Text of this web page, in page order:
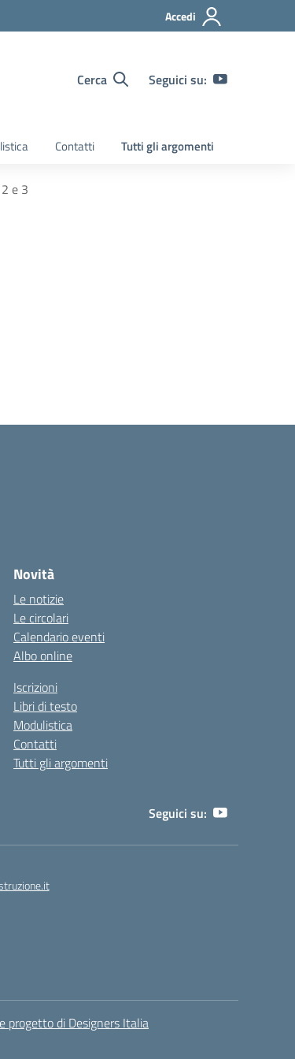
Accedi
Cerca Seguici su:
Contatti Tutti gli argomenti
e 3
Novità
Le notizie
Le circolari
Calendario eventi
Albo online
Iscrizioni
Libri di testo
Modulistica
Contatti
Tutti gli argomenti
Seguici su:
progetto di Designers Italia